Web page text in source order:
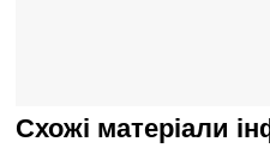
Схожі матеріали